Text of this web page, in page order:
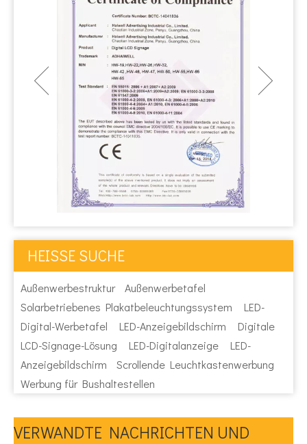
HEISSE SUCHE
Außenwerbestruktur
Außenwerbetafel
Solarbetriebenes Plakatbeleuchtungssystem
LED-
Digital-Werbetafel
LED-Anzeigebildschirm
Digitale
LCD-Signage-Lösung
LED-Digitalanzeige
LED-
Anzeigebildschirm
Scrollende Leuchtkastenwerbung
Werbung für Bushaltestellen
VERWANDTE NACHRICHTEN UND